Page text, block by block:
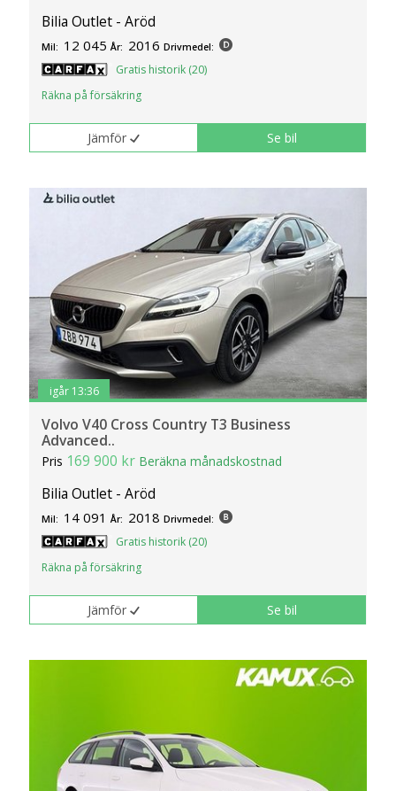
Bilia Outlet - Aröd
Mil: 12 045 År: 2016 Drivmedel:
Gratis historik (20)
Räkna på försäkring
Jämför Se bil
igår 13:36
Volvo V40 Cross Country T3 Business
Advanced..
Pris 169 900 kr Beräkna månadskostnad
Bilia Outlet - Aröd
Mil: 14 091 År: 2018 Drivmedel:
Gratis historik (20)
Räkna på försäkring
Jämför Se bil